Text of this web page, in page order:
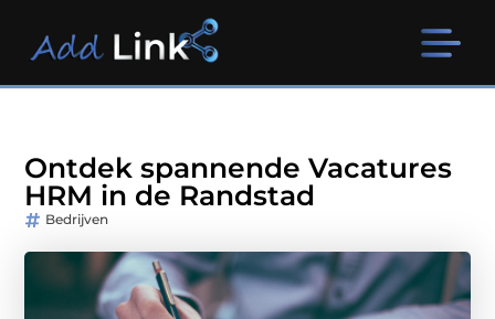
Ontdek spannende Vacatures
HRM in de Randstad
Bedrijven